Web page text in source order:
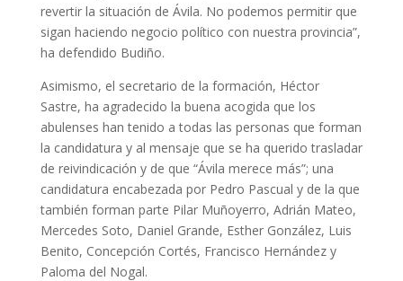
revertir la situación de Ávila. No podemos permitir que
sigan haciendo negocio político con nuestra provincia”,
ha defendido Budiño.
Asimismo, el secretario de la formación, Héctor
Sastre, ha agradecido la buena acogida que los
abulenses han tenido a todas las personas que forman
la candidatura y al mensaje que se ha querido trasladar
de reivindicación y de que “Ávila merece más”; una
candidatura encabezada por Pedro Pascual y de la que
también forman parte Pilar Muñoyerro, Adrián Mateo,
Mercedes Soto, Daniel Grande, Esther González, Luis
Benito, Concepción Cortés, Francisco Hernández y
Paloma del Nogal.